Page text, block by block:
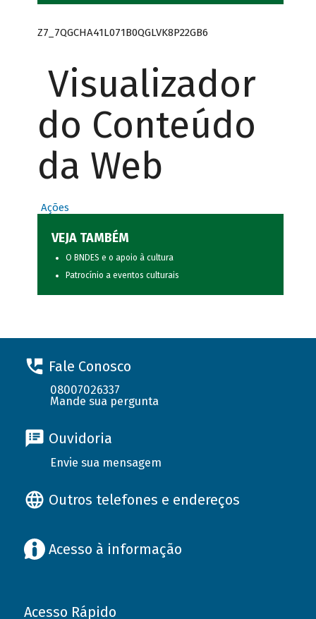
Z7_7QGCHA41L071B0QGLVK8P22GB6
Visualizador
do Conteúdo
da Web
Ações
VEJA TAMBÉM
O BNDES e o apoio à cultura
Patrocínio a eventos culturais
Fale Conosco
08007026337
Mande sua pergunta
Ouvidoria
Envie sua mensagem
Outros telefones e endereços
Acesso à informação
Acesso Rápido